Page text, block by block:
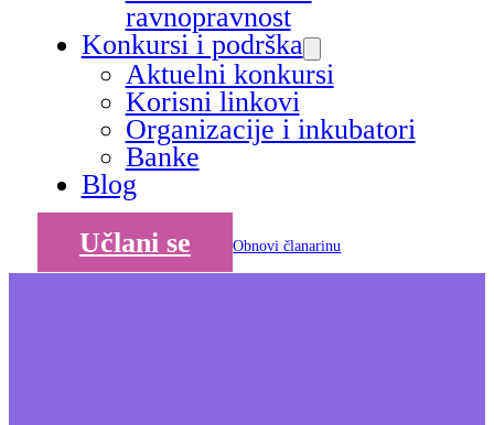
ravnopravnost
Konkursi i podrška
Aktuelni konkursi
Korisni linkovi
Organizacije i inkubatori
Banke
Blog
Učlani se
Obnovi članarinu